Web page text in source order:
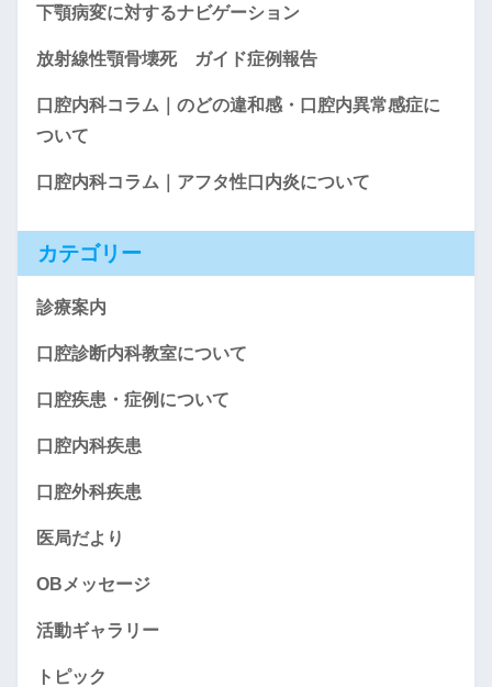
下顎病変に対するナビゲーション
放射線性顎骨壊死 ガイド症例報告
口腔内科コラム｜のどの違和感・口腔内異常感症に
ついて
口腔内科コラム｜アフタ性口内炎について
カテゴリー
診療案内
口腔診断内科教室について
口腔疾患・症例について
口腔内科疾患
口腔外科疾患
医局だより
OBメッセージ
活動ギャラリー
トピック